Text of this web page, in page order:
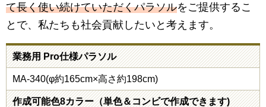
て長く使い続けていただくパラソルをご提供するこ
とで、私たちも社会貢献したいと考えます。
業務用 Pro仕様パラソル
MA-340(φ約165cm×高さ約198cm)
作成可能色8カラー（単色＆コンビで作成できます)